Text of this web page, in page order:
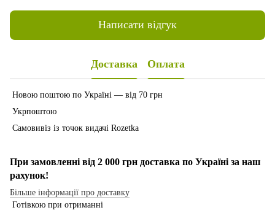
Написати відгук
Доставка Оплата
Новою поштою по Україні — від 70 грн
Укрпоштою
Самовивіз із точок видачі Rozetka
При замовленні від 2 000 грн доставка по Україні за наш
рахунок!
Більше інформації про доставку
Готівкою при отриманні